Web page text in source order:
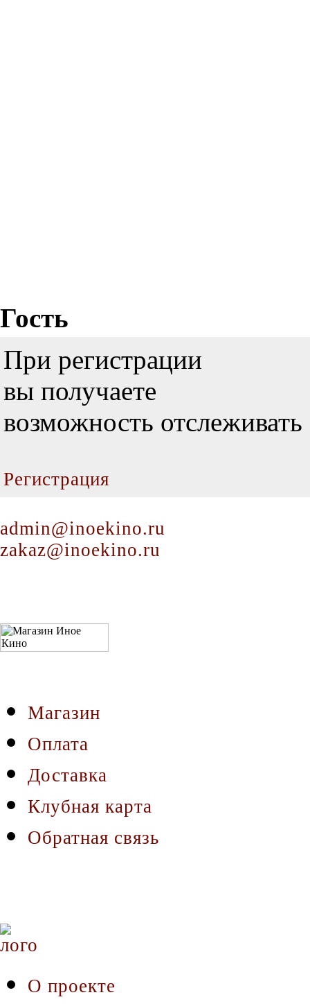
Гость
При регистрации
вы получаете
возможность
Регистрация
admin@inoekino.ru
zakaz@inoekino.ru
Магазин
Оплата
Доставка
Клубная карта
Обратная связь
О проекте